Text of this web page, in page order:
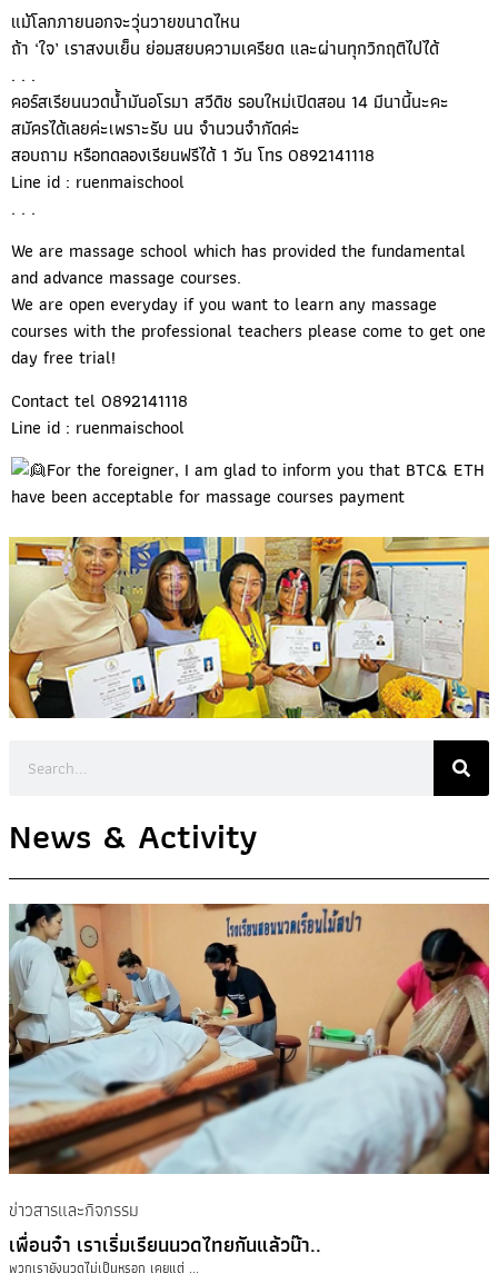
แม้โลกภายนอกจะวุ่นวายขนาดไหน
ถ้า ‘ใจ’ เราสงบเย็น ย่อมสยบความเครียด และผ่านทุกวิกฤติไปได้
. . .
คอร์สเรียนนวดน้ำมันอโรมา สวีดิช รอบใหม่เปิดสอน 14 มีนานี้นะคะ
สมัครได้เลยค่ะเพราะรับ นน จำนวนจำกัดค่ะ
สอบถาม หรือทดลองเรียนฟรีได้ 1 วัน โทร 0892141118
Line id : ruenmaischool
. . .
We are massage school which has provided the fundamental
and advance massage courses.
We are open everyday if you want to learn any massage
courses with the professional teachers please come to get one
day free trial!
Contact tel 0892141118
Line id : ruenmaischool
For the foreigner, I am glad to inform you that BTC& ETH
have been acceptable for massage courses payment
News & Activity
ข่าวสารและกิจกรรม
เพื่อนจ๋า เราเริ่มเรียนนวดไทยกันแล้วน๊า..
พวกเรายังนวดไม่เป็นหรอก เคยแต่ ...